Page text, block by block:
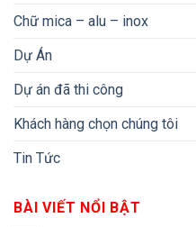
Chữ mica – alu – inox
Dự Án
Dự án đã thi công
Khách hàng chọn chúng tôi
Tin Tức
BÀI VIẾT NỔI BẬT